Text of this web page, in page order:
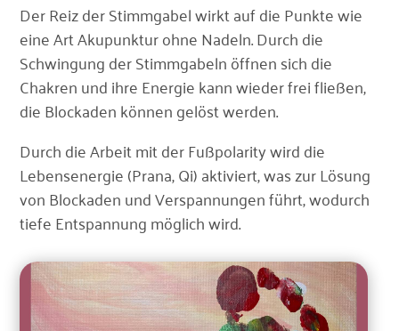
Der Reiz der Stimmgabel wirkt auf die Punkte wie
eine Art Akupunktur ohne Nadeln. Durch die
Schwingung der Stimmgabeln öffnen sich die
Chakren und ihre Energie kann wieder frei fließen,
die Blockaden können gelöst werden.
Durch die Arbeit mit der Fußpolarity wird die
Lebensenergie (Prana, Qi) aktiviert, was zur Lösung
von Blockaden und Verspannungen führt, wodurch
tiefe Entspannung möglich wird.